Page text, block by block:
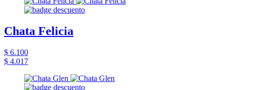
Chata Felicia
$ 6.100
$ 4.017